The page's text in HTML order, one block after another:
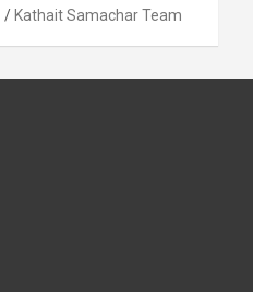
Kathait Samachar Team